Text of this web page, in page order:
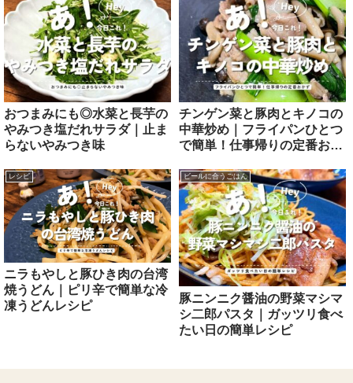
おつまみにも◎水菜と長芋の
やみつき塩だれサラダ｜止ま
らないやみつき味
チンゲン菜と豚肉とキノコの
中華炒め｜フライパンひとつ
で簡単！仕事帰りの定番おか
レシピ
ニラもやしと豚ひき肉の台湾
焼うどん｜ピリ辛で簡単な冷
凍うどんレシピ
ビールに合うごはん
豚ニンニク醤油の野菜マシマ
シ二郎パスタ｜ガッツリ食べ
たい日の簡単レシピ